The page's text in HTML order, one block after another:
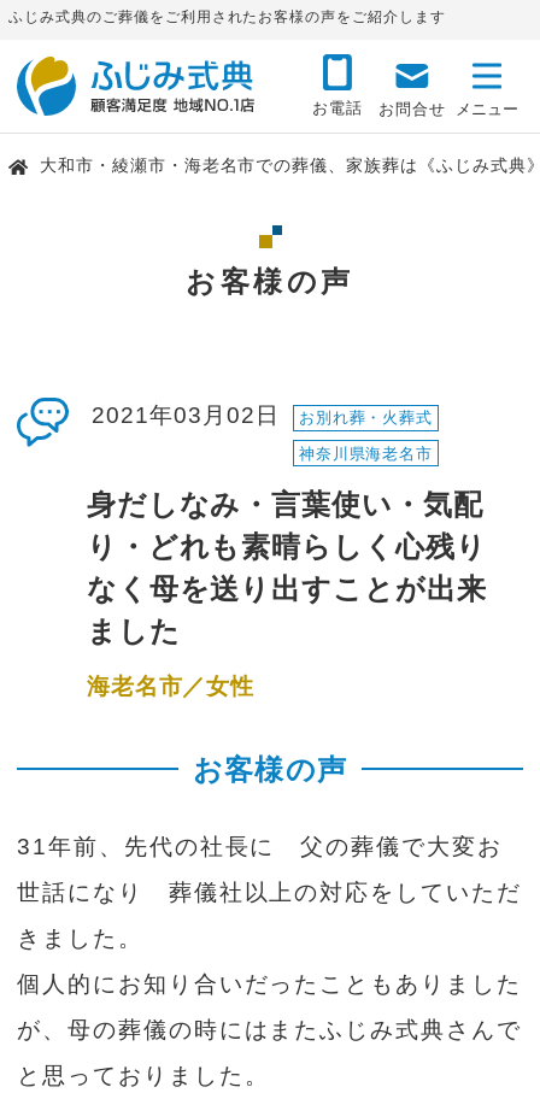
ふじみ式典のご葬儀をご利用されたお客様の声をご紹介します
お電話 お問合せ
大和市・綾瀬市・海老名市での葬儀、家族葬は《ふじみ式典
お客様の声
2021年03月02日
お別れ葬・火葬式
神奈川県海老名市
身だしなみ・言葉使い・気配
り・どれも素晴らしく心残り
なく母を送り出すことが出来
ました
海老名市／女性
お客様の声
31年前、先代の社長に 父の葬儀で大変お
世話になり 葬儀社以上の対応をしていただ
きました。
個人的にお知り合いだったこともありました
が、母の葬儀の時にはまたふじみ式典さんで
と思っておりました。